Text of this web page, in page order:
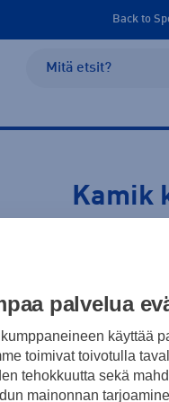
Back to
Kamik
Kamik
. Tutustu lisäksi
palvelua
käyttää
toimivat toivotulla
tehokkuutta sekä
mainonnan